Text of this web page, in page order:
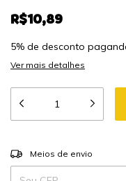
R$10,89
5% de desconto
Ver mais detalhes
Entregas para o CEP:
Meios de envio